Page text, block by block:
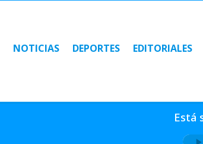
NOTICIAS DEPORTES EDITORIALES
NOTICIAS DEPORTES EDITORIALES
Está